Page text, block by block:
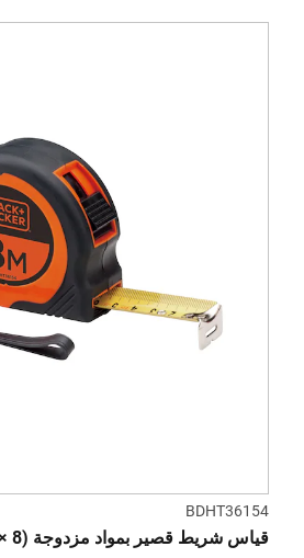
BDHT36154
قياس شريط قصير بمواد مزدوجة (8 × 25 ملم)